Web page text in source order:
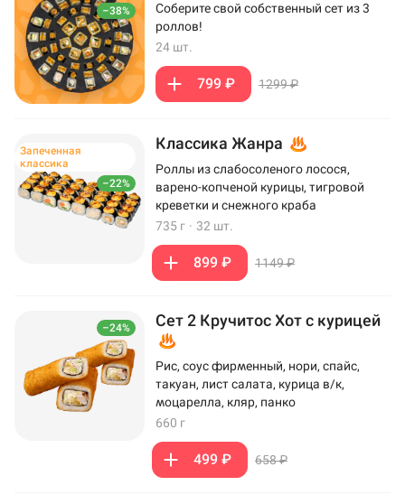
–38%
Соберите свой собственный сет из 3
роллов!
24 шт.
799 ₽ 1299 ₽
–22%
Запеченная
классика
Классика Жанра
Роллы из слабосоленого лосося,
варено-копченой курицы, тигровой
креветки и снежного краба
735 г · 32 шт.
899 ₽ 1149 ₽
–24% Сет 2 Кручитос Хот с курицей
Рис, соус фирменный, нори, спайс,
такуан, лист салата, курица в/к,
моцарелла, кляр, панко
660 г
499 ₽ 658 ₽